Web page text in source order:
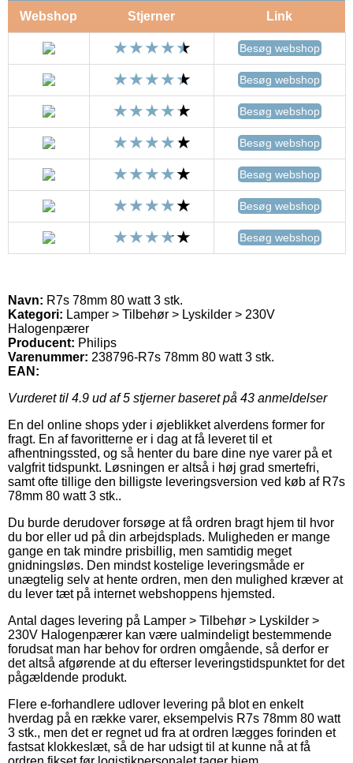
Webshop Stjerner Link
Besøg webshop
Besøg webshop
Besøg webshop
Besøg webshop
Besøg webshop
Besøg webshop
Besøg webshop
Navn: R7s 78mm 80 watt 3 stk.
Kategori: Lamper > Tilbehør > Lyskilder > 230V
Halogenpærer
Producent: Philips
Varenummer: 238796-R7s 78mm 80 watt 3 stk.
EAN:
Vurderet til 4.9 ud af 5 stjerner baseret på 43 anmeldelser
En del online shops yder i øjeblikket alverdens former for
fragt. En af favoritterne er i dag at få leveret til et
afhentningssted, og så henter du bare dine nye varer på et
valgfrit tidspunkt. Løsningen er altså i høj grad smertefri,
samt ofte tillige den billigste leveringsversion ved køb af R7s
78mm 80 watt 3 stk..
Du burde derudover forsøge at få ordren bragt hjem til hvor
du bor eller ud på din arbejdsplads. Muligheden er mange
gange en tak mindre prisbillig, men samtidig meget
gnidningsløs. Den mindst kostelige leveringsmåde er
unægtelig selv at hente ordren, men den mulighed kræver at
du lever tæt på internet webshoppens hjemsted.
Antal dages levering på Lamper > Tilbehør > Lyskilder >
230V Halogenpærer kan være ualmindeligt bestemmende
forudsat man har behov for ordren omgående, så derfor er
det altså afgørende at du efterser leveringstidspunktet for det
pågældende produkt.
Flere e-forhandlere udlover levering på blot en enkelt
hverdag på en række varer, eksempelvis R7s 78mm 80 watt
3 stk., men det er regnet ud fra at ordren lægges forinden et
fastsat klokkeslæt, så de har udsigt til at kunne nå at få